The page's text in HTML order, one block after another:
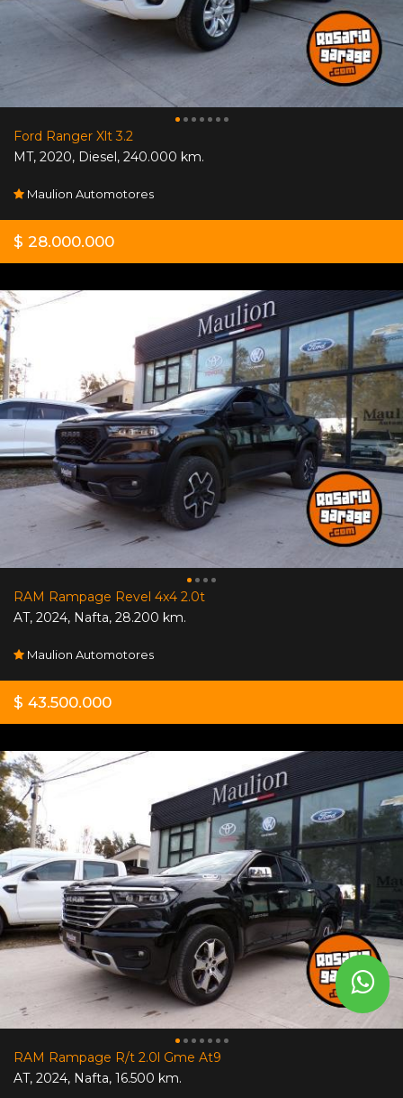
Ford Ranger Xlt 3.2
MT, 2020, Diesel, 240.000 km.
Maulion Automotores
$ 28.000.000
RAM Rampage Revel 4x4 2.0t
AT, 2024, Nafta, 28.200 km.
Maulion Automotores
$ 43.500.000
RAM Rampage R/t 2.0l Gme At9
AT, 2024, Nafta, 16.500 km.